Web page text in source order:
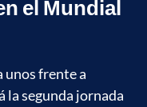
el Mundial
unos frente a
la segunda jornada